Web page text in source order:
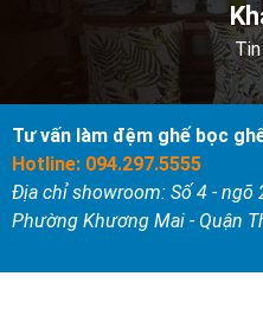
Tư vấn làm đệm ghế bọc
Hotline: 094.297.5555
Địa chỉ showroom: Số 4 - ngõ
Phường Khương Mai - Quận